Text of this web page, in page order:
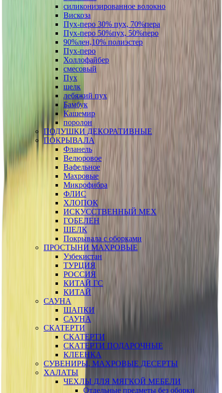
силиконизированное волокно
Вискоза
Пух-перо 30% пух, 70%пера
Пух-перо 50%пух, 50%перо
90%лен,10% полиэстер
Пух-перо
Холлофайбер
смесовый
Пух
шелк
лебяжий пух
Бамбук
Кашемир
поролон
ПОДУШКИ ДЕКОРАТИВНЫЕ
ПОКРЫВАЛА
Фланель
Велюровое
Вафельное
Махровые
Микрофибра
ФЛИС
ХЛОПОК
ИСКУССТВЕННЫЙ МЕХ
ГОБЕЛЕН
ШЕЛК
Покрывала с оборками
ПРОСТЫНИ МАХРОВЫЕ
Узбекистан
ТУРЦИЯ
РОССИЯ
КИТАЙ ГС
КИТАЙ
САУНА
ШАПКИ
САУНА
СКАТЕРТИ
СКАТЕРТИ
СКАТЕРТИ ПОДАРОЧНЫЕ
КЛЕЕНКА
СУВЕНИРЫ, МАХРОВЫЕ ДЕСЕРТЫ
ХАЛАТЫ
ЧЕХЛЫ ДЛЯ МЯГКОЙ МЕБЕЛИ
Отдельные предметы без оборки